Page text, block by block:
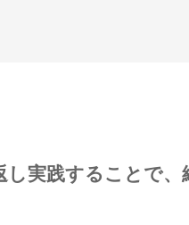
実践することで、